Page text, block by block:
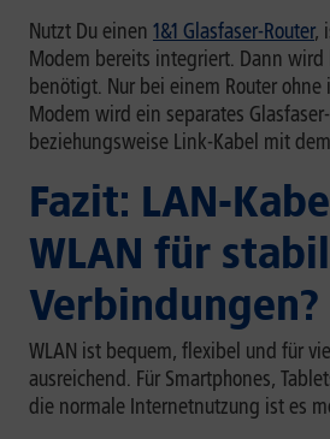
Nutzt Du einen 1&1 Glasfaser-Router,
Modem bereits integriert. Dann wird
benötigt. Nur bei einem Router
Modem wird ein separates
beziehungsweise Link-Kabel mit
Fazit: LAN-
WLAN für
Verbindungen?
WLAN ist bequem, flexibel und für
ausreichend. Für Smartphones,
die normale Internetnutzung ist es